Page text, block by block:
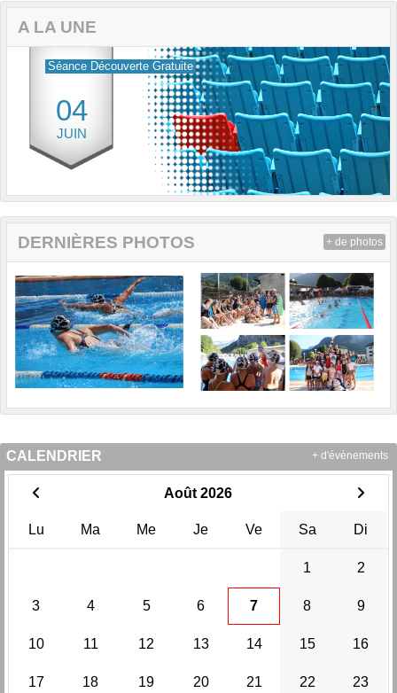
A LA UNE
04
JUIN
Séance Découverte Gratuite
DERNIÈRES PHOTOS + de photos
CALENDRIER
Août 2026
Lu Ma Me Je Ve Sa Di
1 2
3 4 5 6 7 8 9
10 11 12 13 14 15 16
17 18 19 20 21 22 23
+ d'évènements